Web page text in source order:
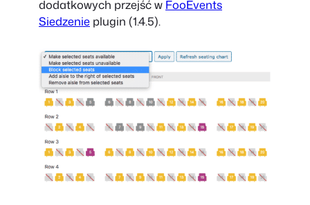
dodatkowych przejść w FooEvents
Siedzenie plugin (1.4.5).